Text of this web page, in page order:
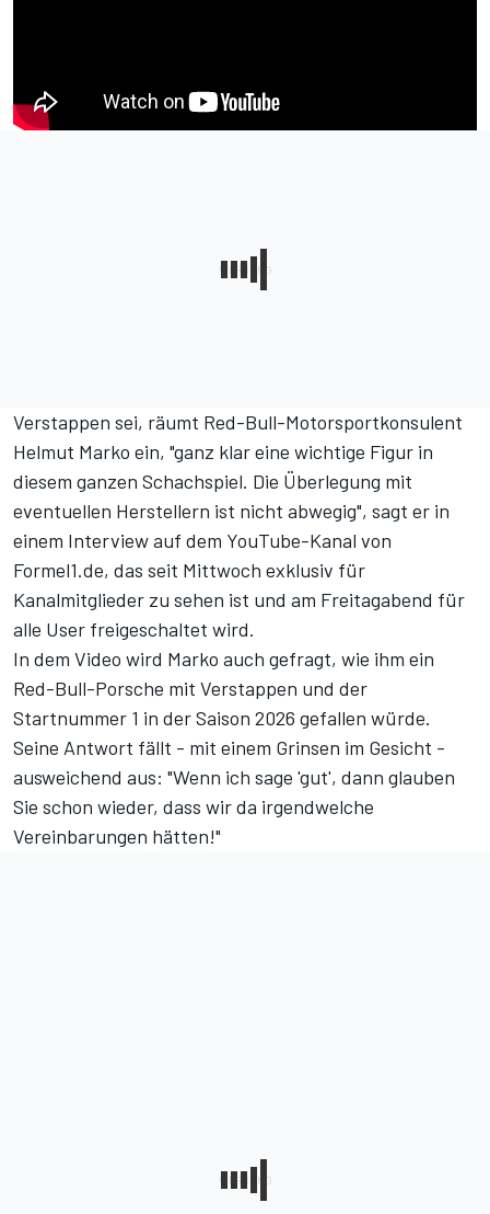
Verstappen sei, räumt Red-Bull-Motorsportkonsulent
Helmut Marko ein, "ganz klar eine wichtige Figur in
diesem ganzen Schachspiel. Die Überlegung mit
eventuellen Herstellern ist nicht abwegig", sagt er in
einem Interview auf dem YouTube-Kanal von
Formel1.de, das seit Mittwoch exklusiv für
Kanalmitglieder zu sehen ist und am Freitagabend für
alle User freigeschaltet wird.
In dem Video wird Marko auch gefragt, wie ihm ein
Red-Bull-Porsche mit Verstappen und der
Startnummer 1 in der Saison 2026 gefallen würde.
Seine Antwort fällt - mit einem Grinsen im Gesicht -
ausweichend aus: "Wenn ich sage 'gut', dann glauben
Sie schon wieder, dass wir da irgendwelche
Vereinbarungen hätten!"